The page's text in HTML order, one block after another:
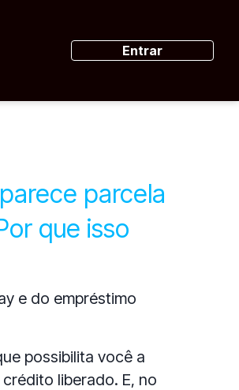
Entrar
parcela
que isso
e do empréstimo
possibilita você a
liberado. E, no